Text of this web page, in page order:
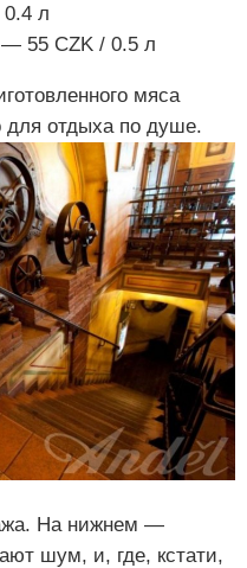
л
55 CZK / 0.5 л
мяса
для отдыха по душе.
На нижнем —
шум, и, где, кстати,